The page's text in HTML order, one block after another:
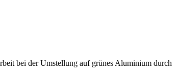
bei der Umstellung auf grünes Aluminium durch